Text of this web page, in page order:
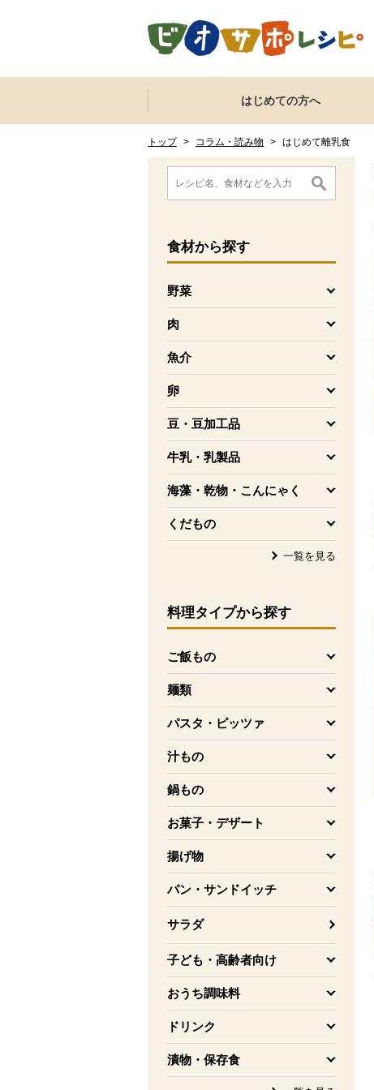
ここからサイト内共通メニューです。
サイト内共通メニューをスキップする
はじめての方へ
トップ > コラム・読み物 > はじめて離乳食
ここから消費材検索メニューです。
食材から探す
野菜
を開く
肉
を開く
魚介
を開く
卵
を開く
豆・豆加工品
を開く
牛乳・乳製品
を開く
海藻・乾物・こんにゃく
を開く
くだもの
を開く
一覧を見る
料理タイプから探す
ご飯もの
を開く
麺類
を開く
パスタ・ピッツァ
を開く
汁もの
を開く
鍋もの
を開く
お菓子・デザート
を開く
揚げ物
を開く
パン・サンドイッチ
を開く
サラダ
子ども・高齢者向け
を開く
おうち調味料
を開く
ドリンク
を開く
漬物・保存食
を開く
消費材検索メニューここまで。
ここから本文です。